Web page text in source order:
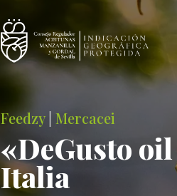
Feedzy|Mercacei
«DeGusto
Italia